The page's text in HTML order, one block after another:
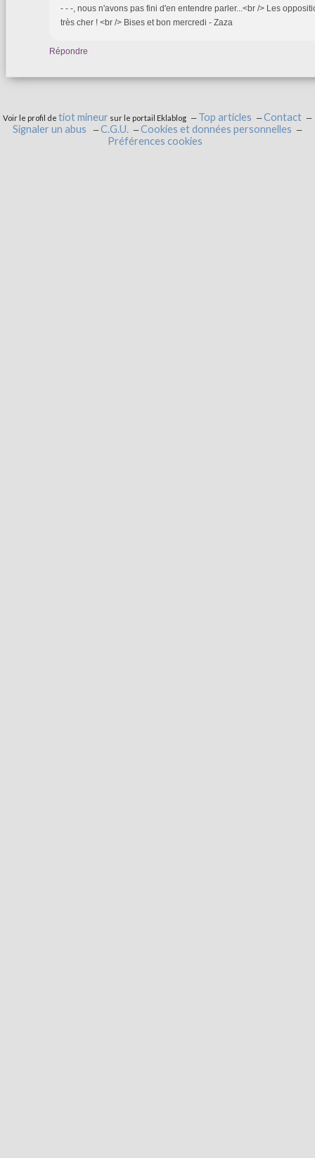
- - -, nous n'avons pas fini d'en entendre parler...<br /> Les
très cher ! <br /> Bises et bon mercredi - Zaza
Répondre
Voir le profil de tiot mineur sur le portail Eklablog Top articles
Contact
Signaler un abus
C.G.U.
Cookies et données personnelles
Préférences cookies